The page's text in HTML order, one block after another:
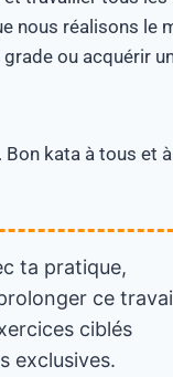
nous réalisons le
ou acquérir
kata à tous et
ta pratique,
ce
ciblés
exclusives.